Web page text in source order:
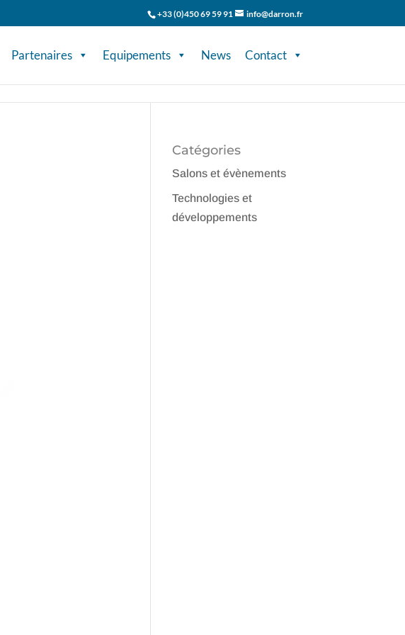
+33 (0)450 69 59 91 info@darron.fr
Partenaires Equipements News Contact
Catégories
Salons et évènements
Technologies et
développements